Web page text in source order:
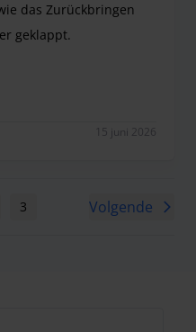
das Zurückbringen
geklappt.
15 juni 2026
3 5 6 7
Volgende